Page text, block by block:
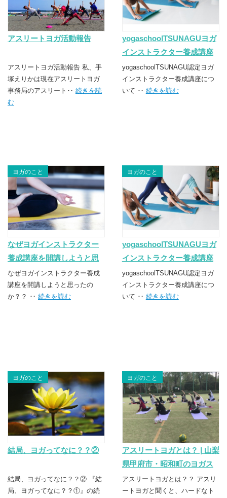
アスリートヨガ活動報告
アスリートヨガ活動報告 私、手
塚えりかは現在アスリートヨガ
事務局のアスリート‥ 続きを読
む
yogaschoolTSUNAGUヨガ
インストラクター養成講座
第2期
yogaschoolTSUNAGU認定ヨガ
インストラクター養成講座につ
いて ‥ 続きを読む
ヨガのこと
なぜヨガインストラクター
養成講座を開講しようと思
ったか。。。
なぜヨガインストラクター養成
講座を開講しようと思ったの
か？？ ‥ 続きを読む
ヨガのこと
yogaschoolTSUNAGUヨガ
インストラクター養成講座
yogaschoolTSUNAGU認定ヨガ
インストラクター養成講座につ
いて ‥ 続きを読む
ヨガのこと
結局、ヨガってなに？？②
結局、ヨガってなに？？② 『結
局、ヨガってなに？？①』の続
ヨガのこと
アスリートヨガとは？ | 山梨
県甲府市・昭和町のヨガス
クール TSUNAGU（つな
ぐ）
アスリートヨガとは？？ アスリ
ートヨガと聞くと、ハードなト